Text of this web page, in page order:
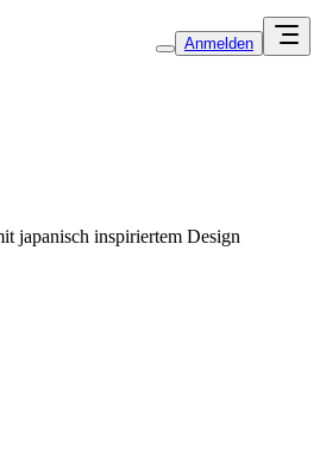
Anmelden
japanisch inspiriertem Design